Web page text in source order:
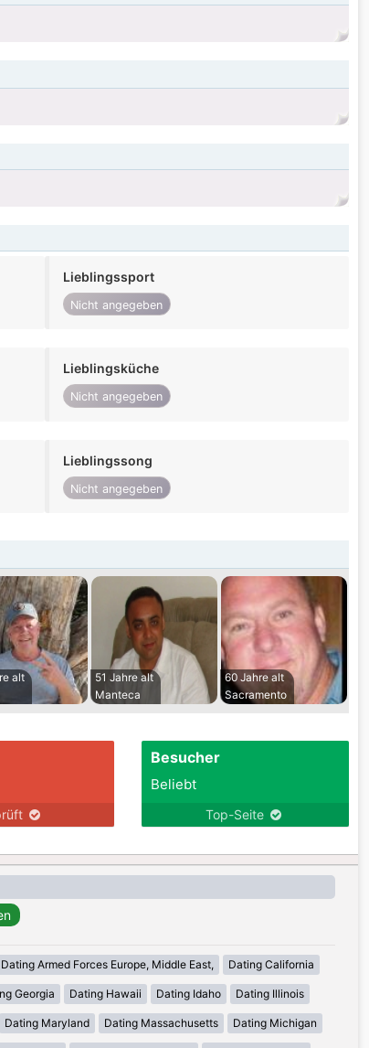
Lieblingssport
Nicht angegeben
Lieblingsküche
Nicht angegeben
Lieblingssong
Nicht angegeben
alt
51 Jahre alt
Manteca
60 Jahre alt
Sacramento
Besucher
Beliebt
Top-Seite
Dating Armed Forces Europe, Middle East, Dating California
Georgia Dating Hawaii Dating Idaho Dating Illinois
Dating Maryland Dating Massachusetts Dating Michigan